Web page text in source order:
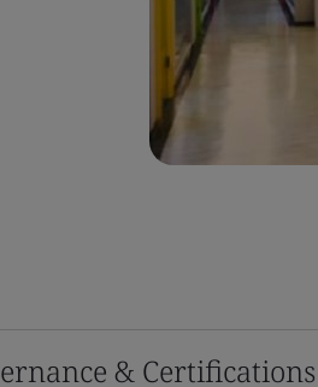
& Certifications